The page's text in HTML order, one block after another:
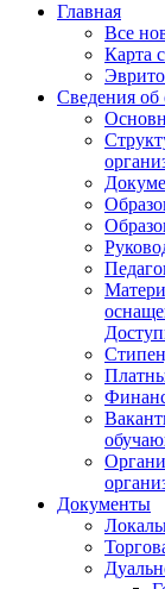
Главная
Все
Карта
Сведения об
Документы